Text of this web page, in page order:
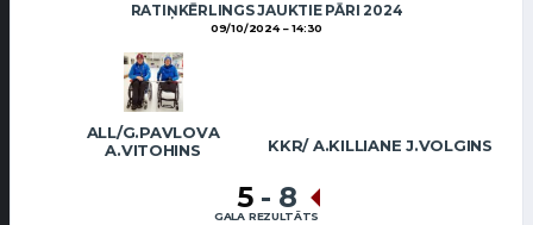
RATIŅKĒRLINGS JAUKTIE PĀRI 2024
09/10/2024 14:30
ALL/G.PAVLOVA
A.VITOHINS
KKR/ A.KILLIANE J.VOLGINS
5 - 8
GALA REZULTĀTS